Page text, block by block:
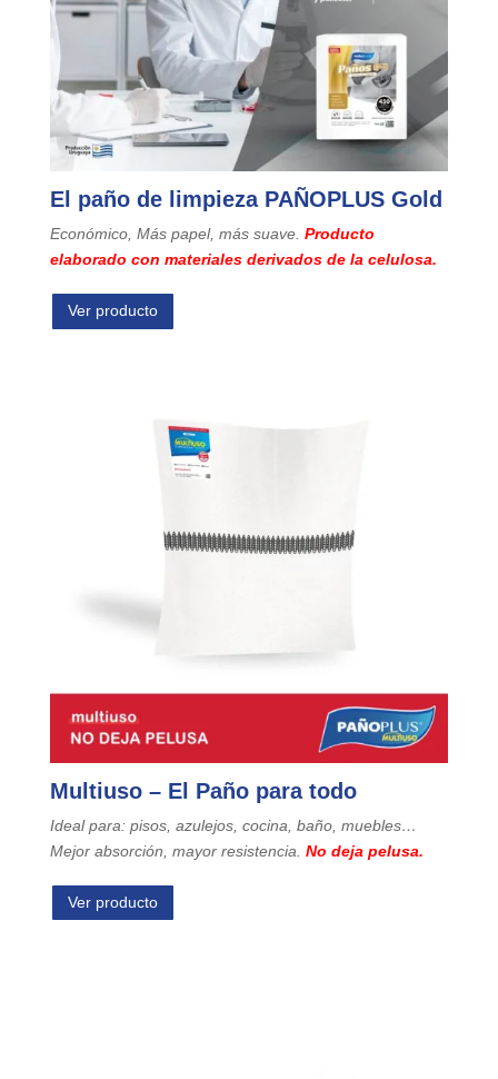
El paño de limpieza PAÑOPLUS Gold
Económico, Más papel, más suave. Producto
elaborado con materiales derivados de la celulosa.
Ver producto
Multiuso – El Paño para todo
Ideal para: pisos, azulejos, cocina, baño, muebles…
Mejor absorción, mayor resistencia. No deja pelusa.
Ver producto